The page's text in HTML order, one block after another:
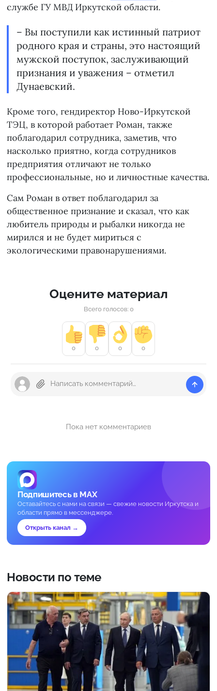
службе ГУ МВД Иркутской области.
– Вы поступили как истинный патриот
родного края и страны, это настоящий
мужской поступок, заслуживающий
признания и уважения – отметил
Дунаевский.
Кроме того, гендиректор Ново-Иркутской
ТЭЦ, в которой работает Роман, также
поблагодарил сотрудника, заметив, что
насколько приятно, когда сотрудников
предприятия отличают не только
профессиональные, но и личностные качества.
Сам Роман в ответ поблагодарил за
общественное признание и сказал, что как
любитель природы и рыбалки никогда не
мирился и не будет мириться с
экологическими правонарушениями.
Оцените материал
Всего голосов: 0
0 0 0 0
Пока нет комментариев
Подпишитесь в MAX
Оставайтесь с нами на связи — свежие новости Иркутска и
области прямо в мессенджере.
Открыть канал →
Новости по теме